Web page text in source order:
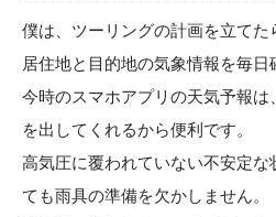
僕は、ツーリングの計画を立てた
居住地と目的地の気象情報を毎日
今時のスマホアプリの天気予報は
を出してくれるから便利です。
高気圧に覆われていない不安定な
ても雨具の準備を欠かしません。